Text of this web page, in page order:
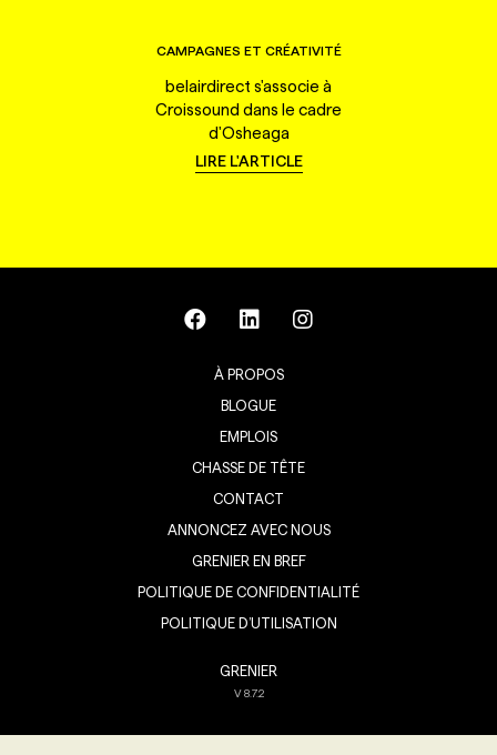
CAMPAGNES ET CRÉATIVITÉ
belairdirect s'associe à
Croissound dans le cadre
d'Osheaga
LIRE L'ARTICLE
À PROPOS
BLOGUE
EMPLOIS
CHASSE DE TÊTE
CONTACT
ANNONCEZ AVEC NOUS
GRENIER EN BREF
POLITIQUE DE CONFIDENTIALITÉ
POLITIQUE D’UTILISATION
GRENIER
V8.7.2